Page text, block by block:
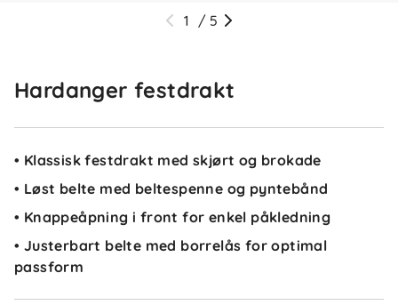
1 / 5
Hardanger festdrakt
• Klassisk festdrakt med skjørt og brokade
• Løst belte med beltespenne og pyntebånd
• Knappeåpning i front for enkel påkledning
• Justerbart belte med borrelås for optimal
passform